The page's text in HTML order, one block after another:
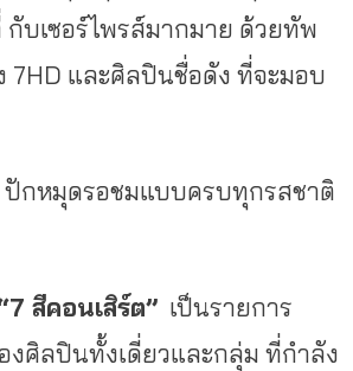
บเซอร์ไพรส์มากมาย ด้วยทัพ
7HD และศิลปินชื่อดัง ที่จะมอบ
กหมุดรอชมแบบครบทุกรสชาติ
สีคอนเสิร์ต”เป็นรายการ
ศิลปินทั้งเดี่ยวและกลุ่ม ที่กำลัง